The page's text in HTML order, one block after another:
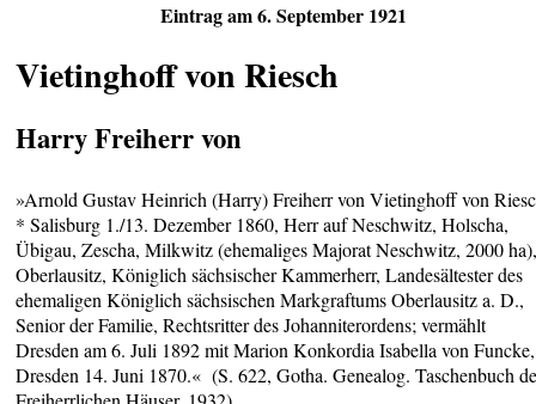
Eintrag am 6. September 1921
Vietinghoff von Riesch
Harry Freiherr von
»Arnold Gustav Heinrich (Harry) Freiherr von Vietinghoff von
* Salisburg 1./13. Dezember 1860, Herr auf Neschwitz, Holscha,
Übigau, Zescha, Milkwitz (ehemaliges Majorat Neschwitz, 2000
Oberlausitz, Königlich sächsischer Kammerherr, Landesältester des
ehemaligen Königlich sächsischen Markgraftums Oberlausitz a. D.,
Senior der Familie, Rechtsritter des Johanniterordens; vermählt
Dresden am 6. Juli 1892 mit Marion Konkordia Isabella von
Dresden 14. Juni 1870.« (S. 622, Gotha. Genealog. Taschenbuch